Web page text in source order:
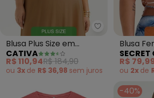
Cativa - Blusa
Blusa Plus Size em
Viscose (Laranja Escuro)
CATIVA
R$ 110,94R$ 184,90
ou 3x de R$ 36,98 sem juros
Blusa
Gola V
SECRET
R$
ou 2x de
-40%